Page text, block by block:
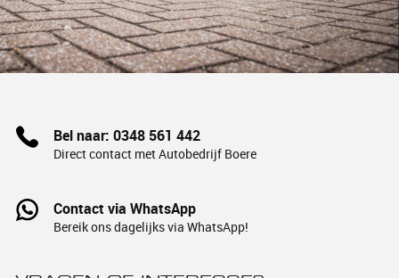
Bel naar: 0348 561 442
Direct contact met Autobedrijf Boere
Contact via WhatsApp
Bereik ons dagelijks via WhatsApp!